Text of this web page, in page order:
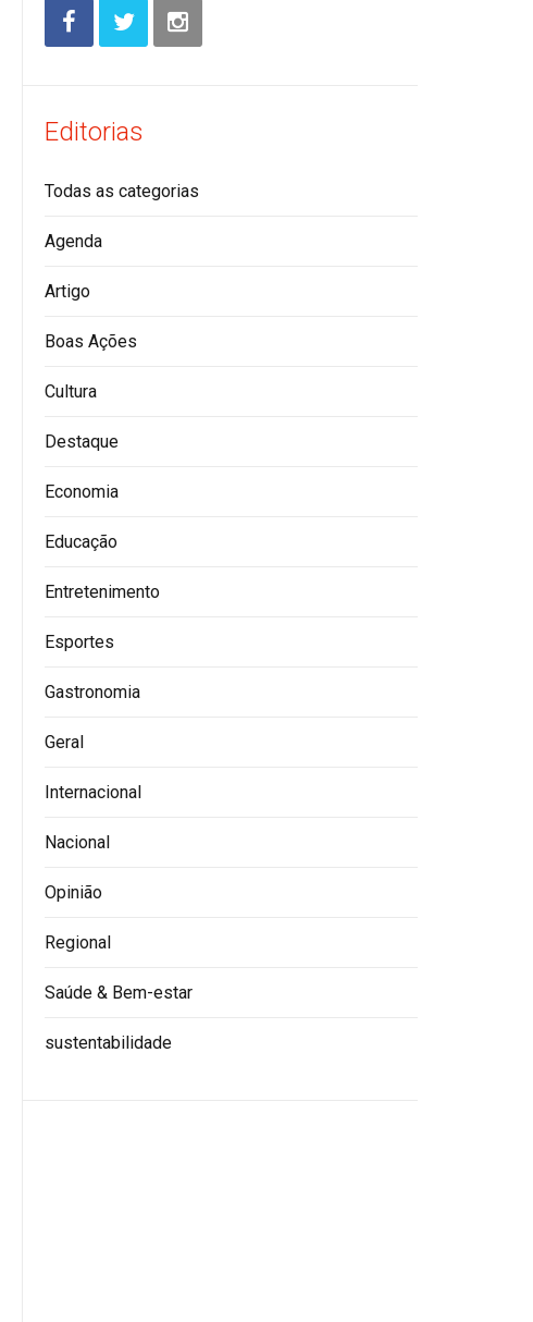
Editorias
Todas as categorias
Agenda
Artigo
Boas Ações
Cultura
Destaque
Economia
Educação
Entretenimento
Esportes
Gastronomia
Geral
Internacional
Nacional
Opinião
Regional
Saúde & Bem-estar
sustentabilidade